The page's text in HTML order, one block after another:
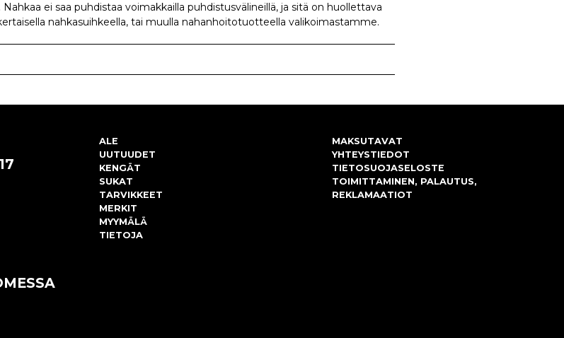
ei saa puhdistaa voimakkailla puhdistusvälineillä, ja sitä on huollettava
nahkasuihkeella, tai muulla nahanhoitotuotteella valikoimastamme.
ALE
UUTUUDET
KENGÄT
SUKAT
TARVIKKEET
MERKIT
MYYMÄLÄ
TIETOJA
MAKSUTAVAT
YHTEYSTIEDOT
TIETOSUOJASELOSTE
TOIMITTAMINEN, PALAUTUS,
REKLAMAATIOT